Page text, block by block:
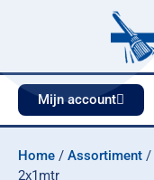
Mijn account
Home / Assortiment /
2x1mtr